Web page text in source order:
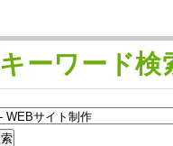
キーワード検